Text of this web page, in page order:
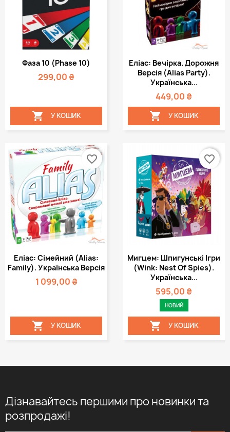
Фаза 10 (Phase 10)
299,00 ₴
 У КОШИК
Еліас: Вечірка. Дорожня
Версія (Alias Party).
Українська...
449,00 ₴
 У КОШИК
Еліас: Cімейний (Alias:
Family). Українська Версія
1 099,00 ₴
 У КОШИК
favorite_border
Мигцем: Шпигунські Ігри
(Wink: Nest Of Spies).
Українська...
595,00 ₴
НОВИЙ
 У КОШИК
favorite_border
Дізнавайтесь першими про новинки та
розпродажі!